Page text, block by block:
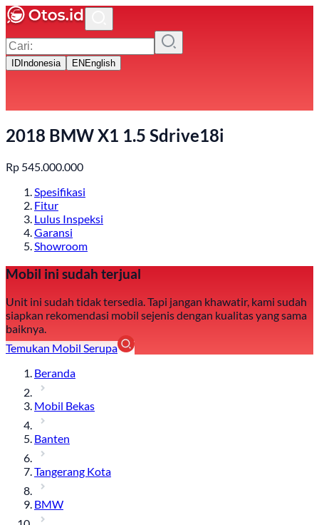
ID Indonesia EN English
2018 BMW X1 1.5 Sdrive18i
Rp 545.000.000
Spesifikasi
Fitur
Lulus Inspeksi
Garansi
Showroom
Mobil ini sudah terjual
Unit ini sudah tidak tersedia. Tapi jangan khawatir, kami sudah
siapkan rekomendasi mobil sejenis dengan kualitas yang sama
baiknya.
Temukan Mobil Serupa
Beranda
Mobil Bekas
Banten
Tangerang Kota
BMW